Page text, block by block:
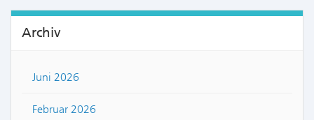
Archiv
Juni 2026
Februar 2026